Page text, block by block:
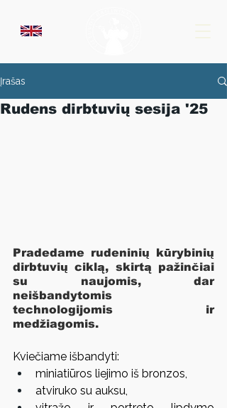
Įrašas
Rudens dirbtuvių sesija '25
Pradedame rudeninių kūrybinių
dirbtuvių ciklą, skirtą pažinčiai
su naujomis, dar
neišbandytomis
technologijomis ir
medžiagomis.
Kviečiame išbandyti:
miniatiūros liejimo iš bronzos,
atviruko su auksu,